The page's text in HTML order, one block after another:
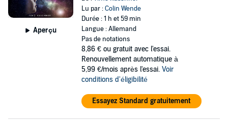
Aperçu
Lu par :Colin Wende
Durée : 1 h et 59 min
Langue : Allemand
Pas de notations
8,86 € ou gratuit avec l'essai.
Renouvellement automatique à
5,99 €/mois après l'essai. Voir
conditions d'éligibilité
Essayez Standard gratuitement